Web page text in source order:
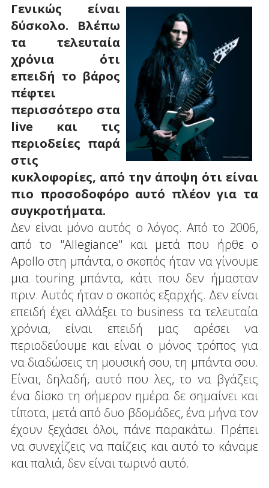
Γενικώς είναι
δύσκολο. Βλέπω
τα τελευταία
χρόνια ότι
επειδή το βάρος
πέφτει
περισσότερο στα
live και τις
περιοδείες παρά
στις
κυκλοφορίες, από την άποψη ότι είναι
πιο προσοδοφόρο αυτό πλέον για τα
συγκροτήματα.
Δεν είναι μόνο αυτός ο λόγος. Από το 2006,
από το "Allegiance" και μετά που ήρθε ο
Apollo στη μπάντα, ο σκοπός ήταν να γίνουμε
μια touring μπάντα, κάτι που δεν ήμασταν
πριν. Αυτός ήταν ο σκοπός εξαρχής. Δεν είναι
επειδή έχει αλλάξει το business τα τελευταία
χρόνια, είναι επειδή μας αρέσει να
περιοδεύουμε και είναι ο μόνος τρόπος για
να διαδώσεις τη μουσική σου, τη μπάντα σου.
Είναι, δηλαδή, αυτό που λες, το να βγάζεις
ένα δίσκο τη σήμερον ημέρα δε σημαίνει και
τίποτα, μετά από δυο βδομάδες, ένα μήνα τον
έχουν ξεχάσει όλοι, πάνε παρακάτω. Πρέπει
να συνεχίζεις να παίζεις και αυτό το κάναμε
και παλιά, δεν είναι τωρινό αυτό.